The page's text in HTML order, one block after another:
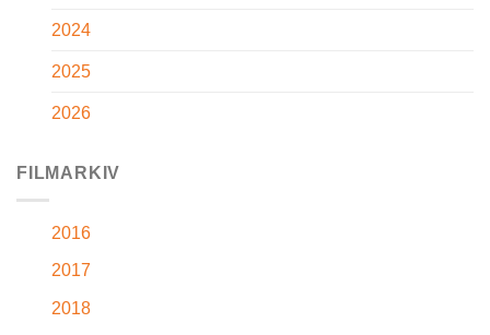
2024
2025
2026
FILMARKIV
2016
2017
2018